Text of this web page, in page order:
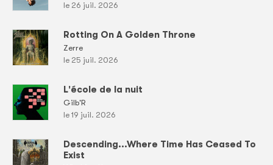
le 26 juil. 2026
Rotting On A Golden Throne
Zerre
le 25 juil. 2026
L'école de la nuit
Gilb'R
le 19 juil. 2026
Descending...Where Time Has Ceased To
Exist